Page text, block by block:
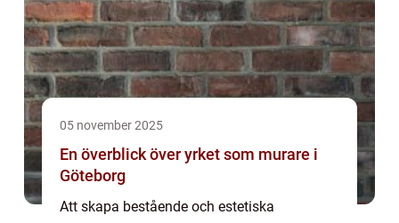
05 november 2025
En överblick över yrket som murare i
Göteborg
Att skapa bestående och estetiska